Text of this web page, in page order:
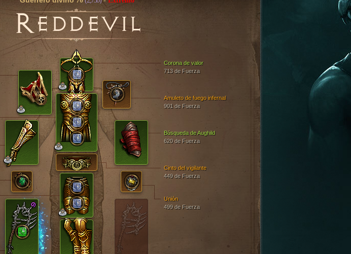
REDDEVIL
Corona de valor
713 de Fuerza
Búsqueda de Aughild
620 de Fuerza
Cinto del vigilante
449 de Fuerza
Unión
499 de Fuerza
Amuleto de fuego infernal
901 de Fuerza